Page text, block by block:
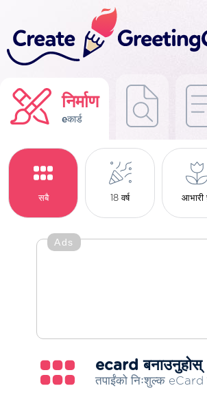
निर्माण
eकार्ड
सबै 18 वर्ष आभारी
Ads
ecard बनाउनुहोस्
तपाईंको निःशुल्क eCard